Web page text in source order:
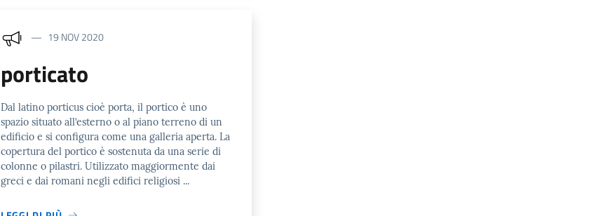
19 NOV 2020
porticato
Dal latino porticus cioè porta, il portico è uno
spazio situato all’esterno o al piano terreno di un
edificio e si configura come una galleria aperta. La
copertura del portico è sostenuta da una serie di
colonne o pilastri. Utilizzato maggiormente dai
greci e dai romani negli edifici religiosi ...